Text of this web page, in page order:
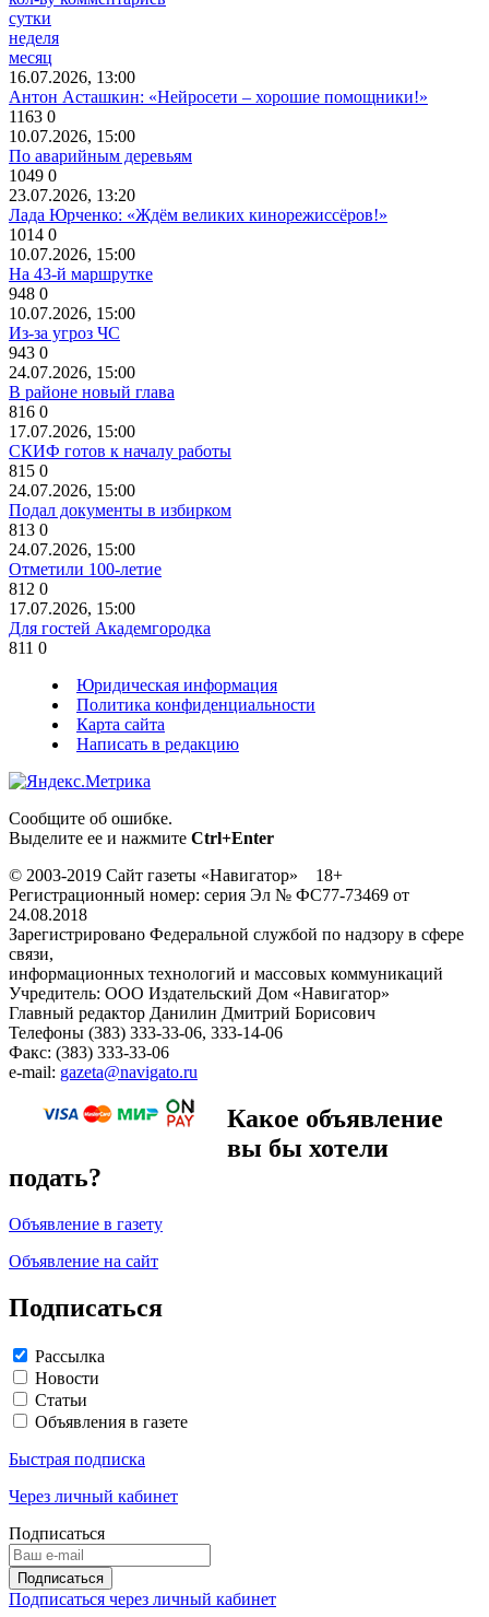
сутки
неделя
месяц
16.07.2026, 13:00
Антон Асташкин: «Нейросети – хорошие помощники!»
1163 0
10.07.2026, 15:00
По аварийным деревьям
1049 0
23.07.2026, 13:20
Лада Юрченко: «Ждём великих кинорежиссёров!»
1014 0
10.07.2026, 15:00
На 43-й маршрутке
948 0
10.07.2026, 15:00
Из-за угроз ЧС
943 0
24.07.2026, 15:00
В районе новый глава
816 0
17.07.2026, 15:00
СКИФ готов к началу работы
815 0
24.07.2026, 15:00
Подал документы в избирком
813 0
24.07.2026, 15:00
Отметили 100-летие
812 0
17.07.2026, 15:00
Для гостей Академгородка
811 0
Юридическая информация
Политика конфиденциальности
Карта сайта
Написать в редакцию
Сообщите об ошибке.
Выделите ее и нажмите Ctrl+Enter
© 2003-2019 Сайт газеты «Навигатор» 18+
Регистрационный номер: серия Эл № ФС77-73469 от
24.08.2018
Зарегистрировано Федеральной службой по надзору в сфере
связи,
информационных технологий и массовых коммуникаций
Учредитель: ООО Издательский Дом «Навигатор»
Главный редактор Данилин Дмитрий Борисович
Телефоны (383) 333-33-06, 333-14-06
Факс: (383) 333-33-06
e-mail: gazeta@navigato.ru
Какое объявление
вы бы хотели
подать?
Объявление в газету
Объявление на сайт
Подписаться
Рассылка
Новости
Статьи
Объявления в газете
Быстрая подписка
Через личный кабинет
Подписаться
Подписаться через личный кабинет